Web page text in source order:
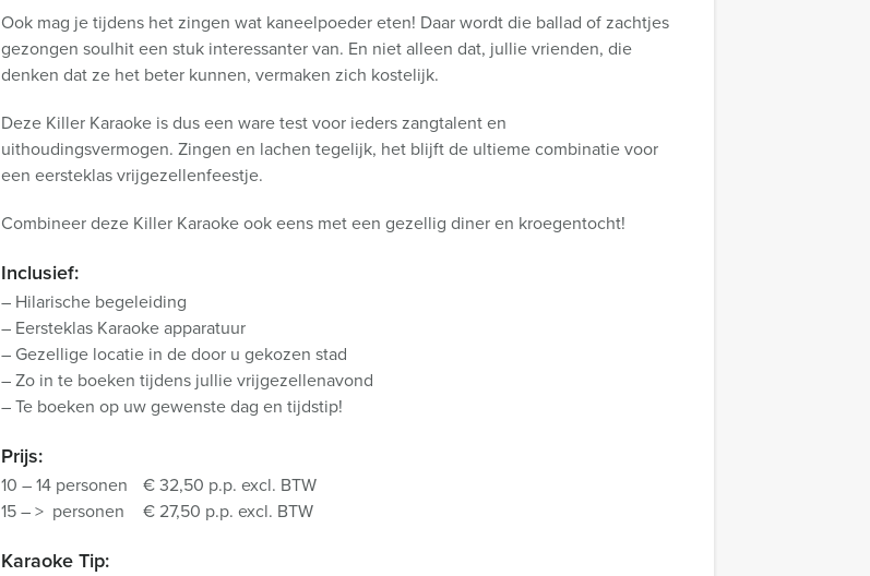
Ook mag je tijdens het zingen wat kaneelpoeder eten! Daar wordt die ballad of zachtjes
gezongen soulhit een stuk interessanter van. En niet alleen dat, jullie vrienden, die
denken dat ze het beter kunnen, vermaken zich kostelijk.
Deze Killer Karaoke is dus een ware test voor ieders zangtalent en
uithoudingsvermogen. Zingen en lachen tegelijk, het blijft de ultieme combinatie voor
een eersteklas vrijgezellenfeestje.
Combineer deze Killer Karaoke ook eens met een gezellig diner en kroegentocht!
Inclusief:
– Hilarische begeleiding
– Eersteklas Karaoke apparatuur
– Gezellige locatie in de door u gekozen stad
– Zo in te boeken tijdens jullie vrijgezellenavond
– Te boeken op uw gewenste dag en tijdstip!
Prijs:
10 – 14 personen
€ 32,50 p.p. excl. BTW
15 – > personen
€ 27,50 p.p. excl. BTW
Karaoke Tip: